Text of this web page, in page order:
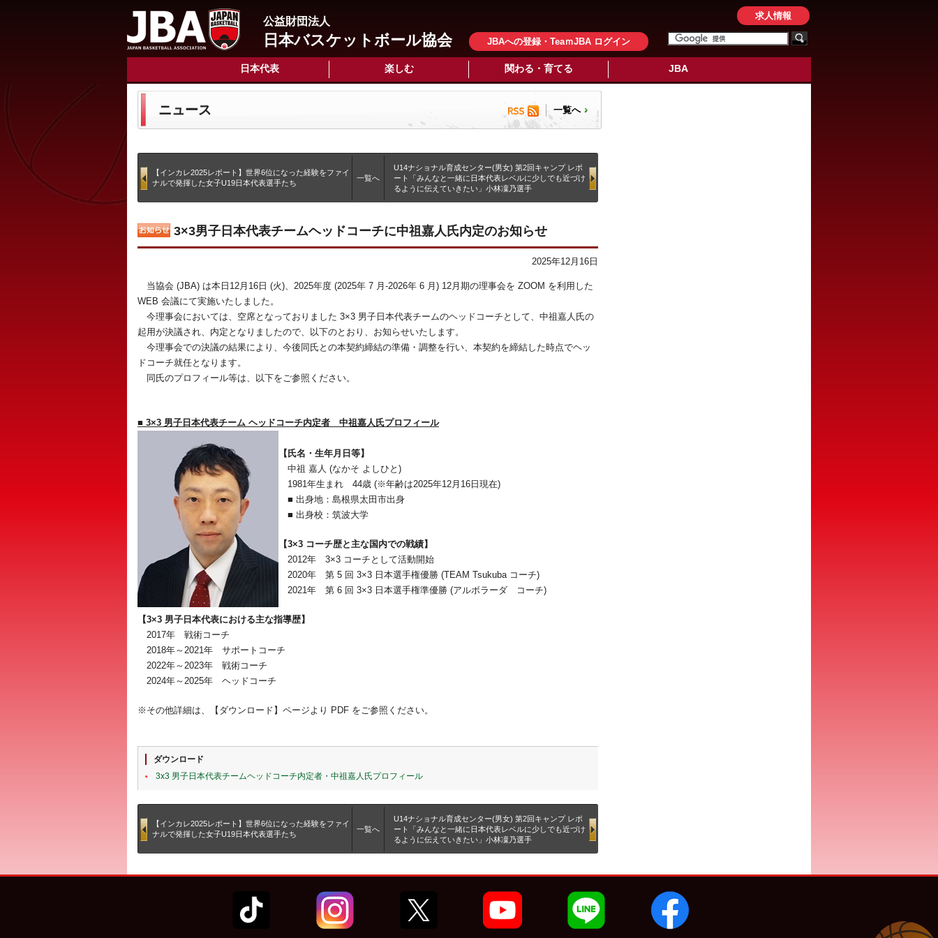
公益財団法人
日本バスケットボール協会 JBAへの登録・TeaｍJBA ログイン
求人情報
日本代表 楽しむ 関わる・育てる JBA
ニュース 一覧へ
【インカレ2025レポート】世界6位になった経験をファイ
ナルで発揮した女子U19日本代表選手たち
一覧へ
U14ナショナル育成センター(男女) 第2回キャンプ レポ
ート「みんなと一緒に日本代表レベルに少しでも近づけ
るように伝えていきたい」小林凜乃選手
3×3男子日本代表チームヘッドコーチに中祖嘉人氏内定のお知らせ
2025年12月16日
当協会 (JBA) は本日12月16日 (火)、2025年度 (2025年 7 月-2026年 6 月) 12月期の理事会を ZOOM を利用した
WEB 会議にて実施いたしました。
今理事会においては、空席となっておりました 3×3 男子日本代表チームのヘッドコーチとして、中祖嘉人氏の
起用が決議され、内定となりましたので、以下のとおり、お知らせいたします。
今理事会での決議の結果により、今後同氏との本契約締結の準備・調整を行い、本契約を締結した時点でヘッ
ドコーチ就任となります。
同氏のプロフィール等は、以下をご参照ください。
■ 3×3 男子日本代表チーム ヘッドコーチ内定者 中祖嘉人氏プロフィール
【氏名・生年月日等】
中祖 嘉人 (なかそ よしひと)
1981年生まれ 44歳 (※年齢は2025年12月16日現在)
■ 出身地：島根県太田市出身
■ 出身校：筑波大学
【3×3 コーチ歴と主な国内での戦績】
2012年 3×3 コーチとして活動開始
2020年 第 5 回 3×3 日本選手権優勝 (TEAM Tsukuba コーチ)
2021年 第 6 回 3×3 日本選手権準優勝 (アルボラーダ コーチ)
【3×3 男子日本代表における主な指導歴】
2017年 戦術コーチ
2018年～2021年 サポートコーチ
2022年～2023年 戦術コーチ
2024年～2025年 ヘッドコーチ
※その他詳細は、【ダウンロード】ページより PDF をご参照ください。
ダウンロード
3x3 男子日本代表チームヘッドコーチ内定者・中祖嘉人氏プロフィール
【インカレ2025レポート】世界6位になった経験をファイ
ナルで発揮した女子U19日本代表選手たち
一覧へ
U14ナショナル育成センター(男女) 第2回キャンプ レポ
ート「みんなと一緒に日本代表レベルに少しでも近づけ
るように伝えていきたい」小林凜乃選手